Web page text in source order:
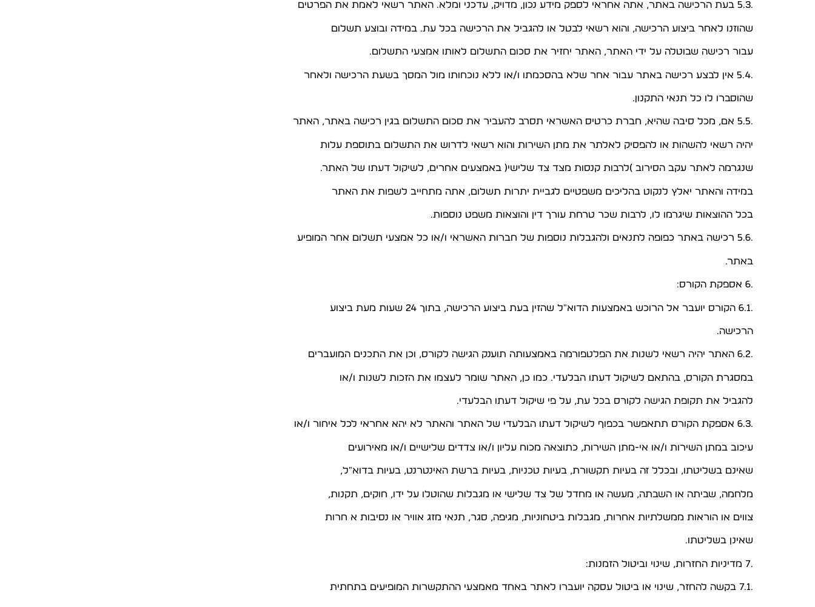
.5.3 בעת הרכישה באתר, אתה אחראי לספק מידע נכון, מדויק, עדכני ומלא. האתר רשאי לאמת את הפרטים
שהוזנו לאחר ביצוע הרכישה, והוא רשאי לבטל או להגביל את הרכישה בכל עת. במידה ובוצע תשלום
עבור רכישה שבוטלה על ידי האתר, האתר יחזיר את סכום התשלום לאותו אמצעי התשלום.
.5.4 אין לבצע רכישה באתר עבור אחר שלא בהסכמתו ו/או ללא נוכחותו מול המסך בשעת הרכישה ולאחר
שהוסברו לו כל תנאי התקנון.
.5.5 אם, מכל סיבה שהיא, חברת כרטיס האשראי תסרב להעביר את סכום התשלום בגין רכישה באתר, האתר
יהיה רשאי להשהות או להפסיק לאלתר את מתן השירות והוא רשאי לדרוש את התשלום בתוספת עלות
שנגרמה לאתר עקב הסירוב )לרבות קנסות מצד צד שלישי( באמצעים אחרים, לשיקול דעתו של האתר.
במידה והאתר יאלץ לנקוט בהליכים משפטיים לגביית יתרות תשלום, אתה מתחייב לשפות את האתר
בכל ההוצאות שיגרמו לו, לרבות שכר טרחת עורך דין והוצאות משפט נוספות.
.5.6 רכישה באתר כפופה לתנאים ולהגבלות נוספות של חברות האשראי ו/או כל אמצעי תשלום אחר המופיע
באתר.
.6 אספקת הקורס:
.6.1 הקורס יועבר אל הרוכש באמצעות הדוא"ל שהזין בעת ביצוע הרכישה, בתוך 24 שעות מעת ביצוע
הרכישה.
.6.2 האתר יהיה רשאי לשנות את הפלטפורמה באמצעותה תוענק הגישה לקורס, וכן את התכנים המועברים
במסגרת הקורס, בהתאם לשיקול דעתו הבלעדי. כמו כן, האתר שומר לעצמו את הזכות לשנות ו/או
להגביל את תקופת הגישה לקורס בכל עת, על פי שיקול דעתו הבלעדי.
.6.3 אספקת הקורס תתאפשר בכפוף לשיקול דעתו הבלעדי של האתר והאתר לא יהא אחראי לכל איחור ו/או
עיכוב במתן השירות ו/או אי-מתן השירות, כתוצאה מכוח עליון ו/או צדדים שלישיים ו/או מאירועים
שאינם בשליטתו, ובכלל זה בעיות תקשורת, בעיות טכניות, בעיות ברשת האינטרנט, בעיות בדוא"ל,
מלחמה, שביתה או השבתה, מעשה או מחדל של צד שלישי או מגבלות שהוטלו על ידו, חוקים, תקנות,
צווים או הוראות ממשלתיות אחרות, מגבלות ביטחוניות, מגיפה, סגר, תנאי מזג אוויר או נסיבות א חרות
שאינן בשליטתו.
.7 מדיניות החזרות, שינוי וביטול הזמנות:
.7.1 בקשה להחזר, שינוי או ביטול עסקה יועברו לאתר באחד מאמצעי ההתקשרות המופיעים בתחתית